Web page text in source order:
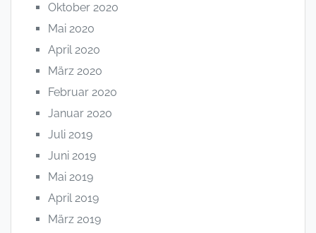
Oktober 2020
Mai 2020
April 2020
März 2020
Februar 2020
Januar 2020
Juli 2019
Juni 2019
Mai 2019
April 2019
März 2019